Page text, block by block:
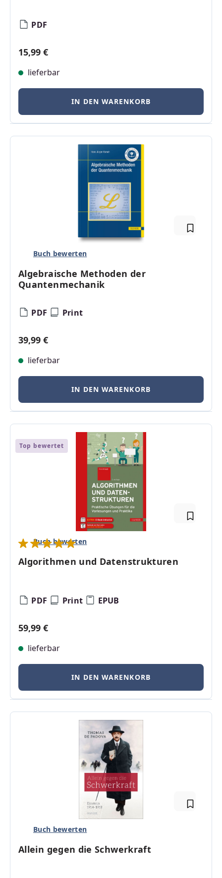
PDF
Regulärer Preis:
15,99 €
lieferbar
IN DEN WARENKORB
Buch bewerten
Algebraische Methoden der
Quantenmechanik
PDF Print
Regulärer Preis:
39,99 €
lieferbar
IN DEN WARENKORB
Top bewertet
Buch bewerten
Durchschnittliche Bewertung von 5 von 5 Sternen
Algorithmen und Datenstrukturen
PDF Print EPUB
Regulärer Preis:
59,99 €
lieferbar
IN DEN WARENKORB
Buch bewerten
Allein gegen die Schwerkraft